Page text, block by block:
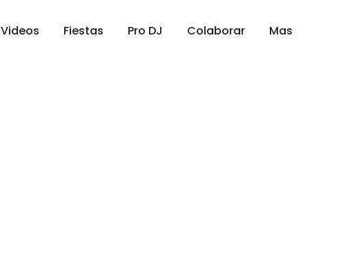
Videos Fiestas Pro DJ Colaborar Mas